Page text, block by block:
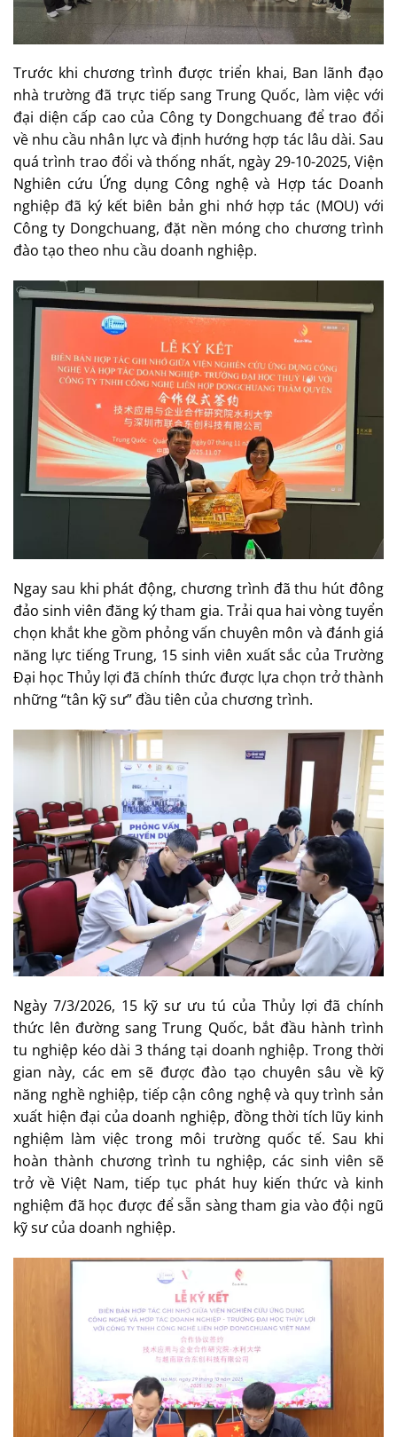
Trước khi chương trình được triển khai, Ban lãnh đạo
nhà trường đã trực tiếp sang Trung Quốc, làm việc với
đại diện cấp cao của Công ty Dongchuang để trao đổi
về nhu cầu nhân lực và định hướng hợp tác lâu dài. Sau
quá trình trao đổi và thống nhất, ngày 29-10-2025, Viện
Nghiên cứu Ứng dụng Công nghệ và Hợp tác Doanh
nghiệp đã ký kết biên bản ghi nhớ hợp tác (MOU) với
Công ty Dongchuang, đặt nền móng cho chương trình
đào tạo theo nhu cầu doanh nghiệp.
Ngay sau khi phát động, chương trình đã thu hút đông
đảo sinh viên đăng ký tham gia. Trải qua hai vòng tuyển
chọn khắt khe gồm phỏng vấn chuyên môn và đánh giá
năng lực tiếng Trung, 15 sinh viên xuất sắc của Trường
Đại học Thủy lợi đã chính thức được lựa chọn trở thành
những “tân kỹ sư” đầu tiên của chương trình.
Ngày 7/3/2026, 15 kỹ sư ưu tú của Thủy lợi đã chính
thức lên đường sang Trung Quốc, bắt đầu hành trình
tu nghiệp kéo dài 3 tháng tại doanh nghiệp. Trong thời
gian này, các em sẽ được đào tạo chuyên sâu về kỹ
năng nghề nghiệp, tiếp cận công nghệ và quy trình sản
xuất hiện đại của doanh nghiệp, đồng thời tích lũy kinh
nghiệm làm việc trong môi trường quốc tế. Sau khi
hoàn thành chương trình tu nghiệp, các sinh viên sẽ
trở về Việt Nam, tiếp tục phát huy kiến thức và kinh
nghiệm đã học được để sẵn sàng tham gia vào đội ngũ
kỹ sư của doanh nghiệp.